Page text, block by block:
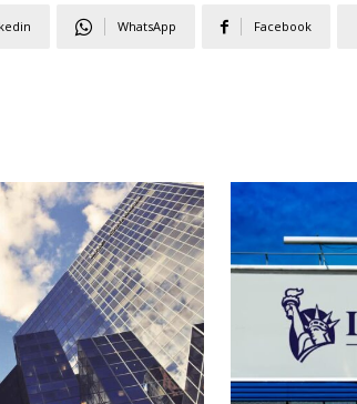
WhatsApp Facebook